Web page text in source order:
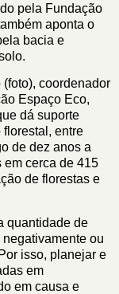
pela Fundação
aponta o
bacia e
coordenador
Espaço Eco,
dá suporte
entre
de dez anos a
cerca de 415
de florestas e
quantidade de
ou
isso, planejar e
em
em causa e